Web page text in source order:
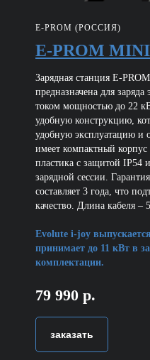
E-PROM (РОССИЯ)
E-PROM
Зарядная станция E-
предназначена для
током мощностью до 22
удобную конструкцию,
удобную эксплуатацию и
имеет компактный корпус
пластика с защитой IP54
зарядной сессии.
составляет 3 года, что
качество. Длина кабеля –
Evolute i-joy
принимает до 11 кВт в
комплектации.
79 990 р.
заказать